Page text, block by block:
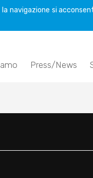
navigazione si
Press/News